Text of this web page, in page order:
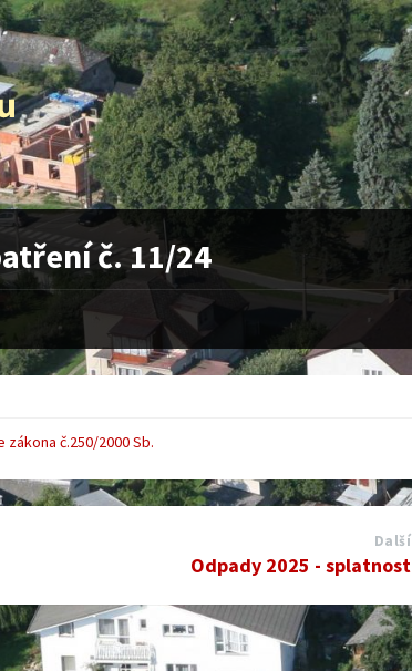
č. 11/24
č.250/2000 Sb.
Další
Odpady 2025 - splatnost